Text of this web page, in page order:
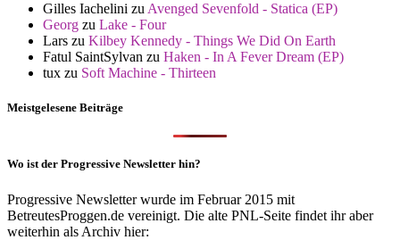
Gilles Iachelini zu Avenged Sevenfold - Statica (EP)
Georg zu Lake - Four
Lars zu Kilbey Kennedy - Things We Did On Earth
Fatul SaintSylvan zu Haken - In A Fever Dream (EP)
tux zu Soft Machine - Thirteen
Meistgelesene Beiträge
Wo ist der Progressive Newsletter hin?
Progressive Newsletter wurde im Februar 2015 mit
BetreutesProggen.de vereinigt. Die alte PNL-Seite findet ihr aber
weiterhin als Archiv hier: